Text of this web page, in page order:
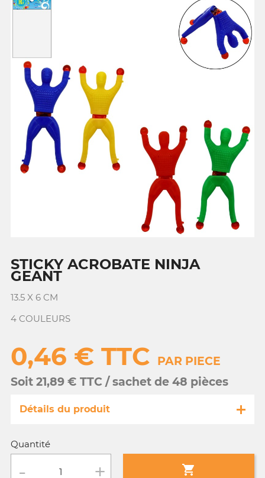
STICKY ACROBATE NINJA
GEANT
13.5 X 6 CM
4 COULEURS
0,46 € TTC PAR PIECE
Soit 21,89 € TTC / sachet de 48 pièces
Détails du produit
Référence
Quantité
